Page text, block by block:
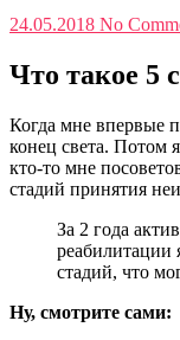
24.05.2018 No
Что такое 5
Когда мне впервые
конец света. Потом
кто-то мне
стадий принятия
За 2 года
реабилитации
стадий, что
Ну, смотрите сами: